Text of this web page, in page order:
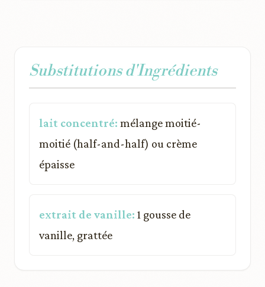
Substitutions d'Ingrédients
lait concentré: mélange moitié-
moitié (half-and-half) ou crème
épaisse
extrait de vanille: 1 gousse de
vanille, grattée